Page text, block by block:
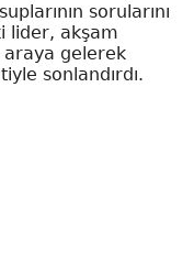
sorularını
lider, akşam
gelerek
sonlandırdı.